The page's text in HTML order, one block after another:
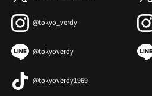
@tokyo_verdy
@tokyoverdy
@tokyoverdy1969